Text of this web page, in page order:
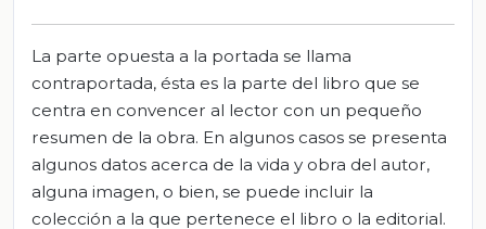
La parte opuesta a la portada se llama
contraportada, ésta es la parte del libro que se
centra en convencer al lector con un pequeño
resumen de la obra. En algunos casos se presenta
algunos datos acerca de la vida y obra del autor,
alguna imagen, o bien, se puede incluir la
colección a la que pertenece el libro o la editorial.